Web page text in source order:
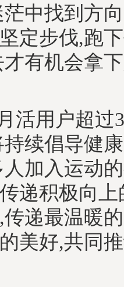
中找到方
定步伐,跑
有机会拿
活用户超过
续倡导健
加入运动
递积极向
递最温暖
美好,共同